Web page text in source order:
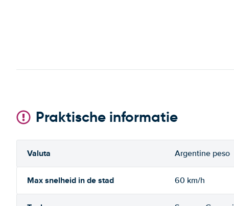
Praktische informatie
Valuta Argentine peso
Max snelheid in de stad 60 km/h